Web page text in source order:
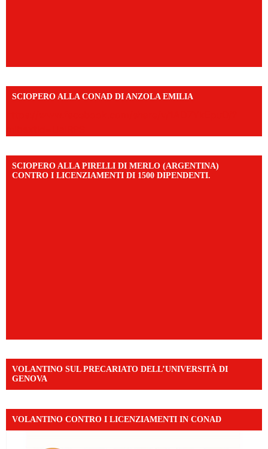
SCIOPERO ALLA CONAD DI ANZOLA EMILIA
SCIOPERO ALLA PIRELLI DI MERLO (ARGENTINA)
CONTRO I LICENZIAMENTI DI 1500 DIPENDENTI.
VOLANTINO SUL PRECARIATO DELL’UNIVERSITÀ DI
GENOVA
VOLANTINO CONTRO I LICENZIAMENTI IN CONAD